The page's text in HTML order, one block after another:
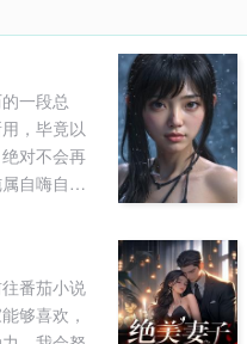
一段总
，毕竟以
对不会再
自嗨自爽
番茄小说
够喜欢，